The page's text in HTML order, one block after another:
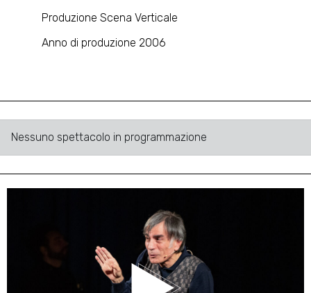
Produzione Scena Verticale
Anno di produzione 2006
Nessuno spettacolo in programmazione